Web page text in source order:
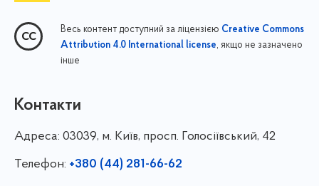
Весь контент доступний за ліцензією Creative Commons
Attribution 4.0 International license, якщо не зазначено
інше
Контакти
Адреса: 03039, м. Київ, просп. Голосіївський, 42
Телефон: +380 (44) 281-66-62